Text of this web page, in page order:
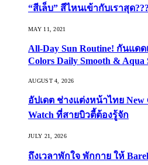
“สีเล็บ” สีไหนเข้ากับเราสุด
MAY 11, 2021
All-Day Sun Routine! กันแดด
Colors Daily Smooth & Aqua
AUGUST 4, 2026
อัปเดต ช่างแต่งหน้าไทย New
Watch ที่สายบิวตี้ต้องรู้จัก
JULY 21, 2026
ถึงเวลาพักใจ พักกาย ให้